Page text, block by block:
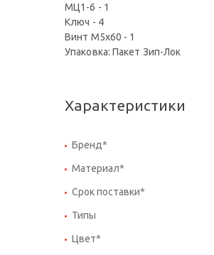
МЦ1-6 - 1
Ключ - 4
Винт М5х60 - 1
Упаковка: Пакет Зип-Лок
Характеристики
Бренд*
Материал*
Срок поставки*
Типы
Цвет*